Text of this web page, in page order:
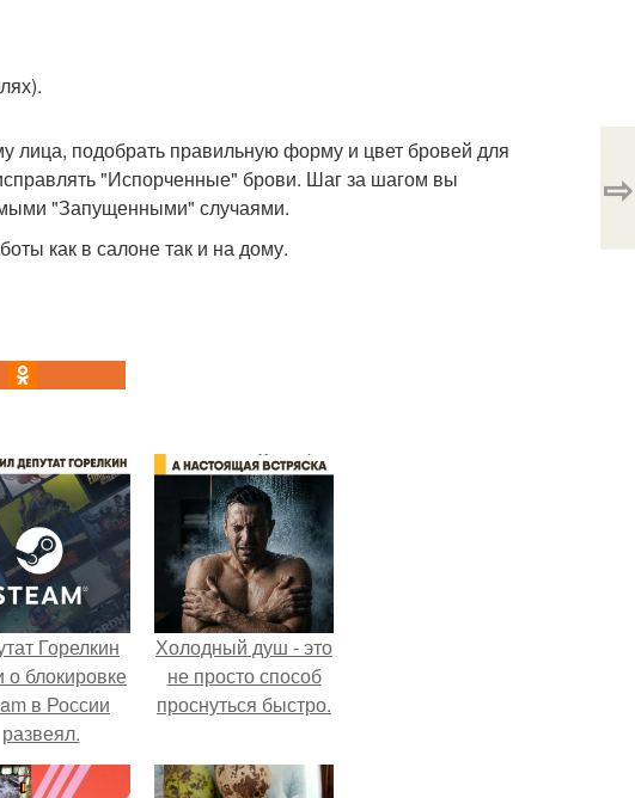
лица, подобрать правильную форму и цвет бровей для
"Испорченные" брови. Шаг за шагом вы
"Запущенными" случаями.
как в салоне так и на дому.
⇨
Горелкин
о блокировке
в России
развеял.
Холодный душ - это
не просто способ
проснуться быстро.